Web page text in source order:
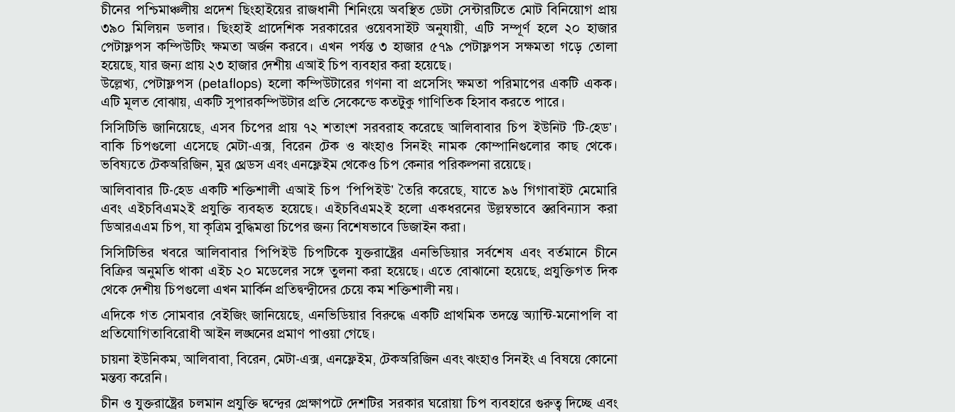
চীনের পশ্চিমাঞ্চলীয় প্রদেশ ছিংহাইয়ের রাজধানী শিনিংয়ে অবস্থিত ডেটা সেন্টারটিতে মোট বিনিয়োগ প্রায়
৩৯০ মিলিয়ন ডলার। ছিংহাই প্রাদেশিক সরকারের ওয়েবসাইট অনুযায়ী, এটি সম্পূর্ণ হলে ২০ হাজার
পেটাফ্লপস কম্পিউটিং ক্ষমতা অর্জন করবে। এখন পর্যন্ত ৩ হাজার ৫৭৯ পেটাফ্লপস সক্ষমতা গড়ে তোলা
হয়েছে, যার জন্য প্রায় ২৩ হাজার দেশীয় এআই চিপ ব্যবহার করা হয়েছে।
উল্লেখ্য, পেটাফ্লপস (petaflops) হলো কম্পিউটারের গণনা বা প্রসেসিং ক্ষমতা পরিমাপের একটি একক।
এটি মূলত বোঝায়, একটি সুপারকম্পিউটার প্রতি সেকেন্ডে কতটুকু গাণিতিক হিসাব করতে পারে।
সিসিটিভি জানিয়েছে, এসব চিপের প্রায় ৭২ শতাংশ সরবরাহ করেছে আলিবাবার চিপ ইউনিট ‘টি-হেড’।
বাকি চিপগুলো এসেছে মেটা-এক্স, বিরেন টেক ও ঝংহাও সিনইং নামক কোম্পানিগুলোর কাছ থেকে।
ভবিষ্যতে টেকঅরিজিন, মুর থ্রেডস এবং এনফ্লেইম থেকেও চিপ কেনার পরিকল্পনা রয়েছে।
আলিবাবার টি-হেড একটি শক্তিশালী এআই চিপ ‘পিপিইউ’ তৈরি করেছে, যাতে ৯৬ গিগাবাইট মেমোরি
এবং এইচবিএম২ই প্রযুক্তি ব্যবহৃত হয়েছে। এইচবিএম২ই হলো একধরনের উল্লম্বভাবে স্তরবিন্যাস করা
ডিআরএএম চিপ, যা কৃত্রিম বুদ্ধিমত্তা চিপের জন্য বিশেষভাবে ডিজাইন করা।
সিসিটিভির খবরে আলিবাবার পিপিইউ চিপটিকে যুক্তরাষ্ট্রের এনভিডিয়ার সর্বশেষ এবং বর্তমানে চীনে
বিক্রির অনুমতি থাকা এইচ ২০ মডেলের সঙ্গে তুলনা করা হয়েছে। এতে বোঝানো হয়েছে, প্রযুক্তিগত দিক
থেকে দেশীয় চিপগুলো এখন মার্কিন প্রতিদ্বন্দ্বীদের চেয়ে কম শক্তিশালী নয়।
এদিকে গত সোমবার বেইজিং জানিয়েছে, এনভিডিয়ার বিরুদ্ধে একটি প্রাথমিক তদন্তে অ্যান্টি-মনোপলি বা
প্রতিযোগিতাবিরোধী আইন লঙ্ঘনের প্রমাণ পাওয়া গেছে।
চায়না ইউনিকম, আলিবাবা, বিরেন, মেটা-এক্স, এনফ্লেইম, টেকঅরিজিন এবং ঝংহাও সিনইং এ বিষয়ে কোনো
মন্তব্য করেনি।
চীন ও যুক্তরাষ্ট্রের চলমান প্রযুক্তি দ্বন্দ্বের প্রেক্ষাপটে দেশটির সরকার ঘরোয়া চিপ ব্যবহারে গুরুত্ব দিচ্ছে এবং